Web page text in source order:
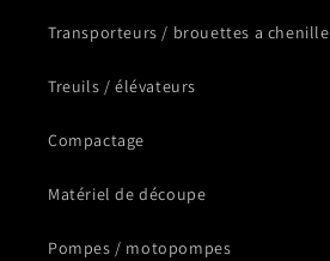
Transporteurs / brouettes a chenille
Treuils / élévateurs
Compactage
Matériel de découpe
Pompes / motopompes